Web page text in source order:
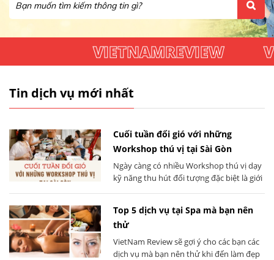
VIETNAMREVIEW
Tin dịch vụ mới nhất
Cuối tuần đổi gió với những
Workshop thú vị tại Sài Gòn
Ngày càng có nhiều Workshop thú vị dạy
kỹ năng thu hút đối tượng đặc biệt là giới
thẳng. Cùng Viet Nam Review khám phá
những điều thú vị của những buổi
Workshop này nhé.
Top 5 dịch vụ tại Spa mà bạn nên
thử
VietNam Review sẽ gợi ý cho các bạn các
dịch vụ mà bạn nên thử khi đến làm đẹp